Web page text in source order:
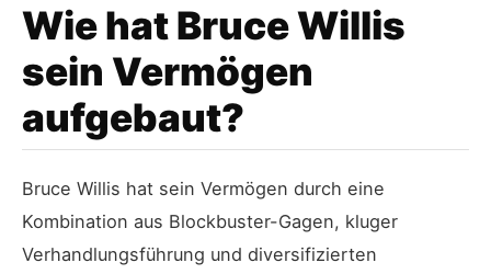
Wie hat Bruce Willis
sein Vermögen
aufgebaut?
Bruce Willis hat sein Vermögen durch eine
Kombination aus Blockbuster-Gagen, kluger
Verhandlungsführung und diversifizierten